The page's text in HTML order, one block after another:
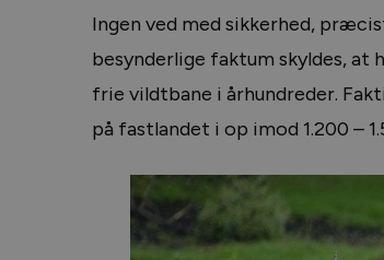
Ingen ved med sikkerhed,
besynderlige faktum skyldes,
frie vildtbane i århundreder.
på fastlandet i op imod 1.200 –